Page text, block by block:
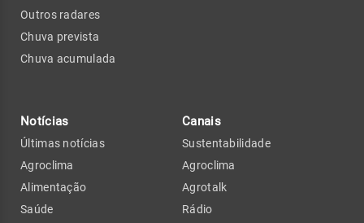
Outros radares
Chuva prevista
Chuva acumulada
Notícias
Últimas notícias
Agroclima
Alimentação
Saúde
Canais
Sustentabilidade
Agroclima
Agrotalk
Rádio